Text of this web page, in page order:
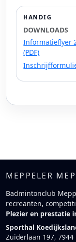
HANDIG
DOWNLOADS
Informatieflyer
(PDF)
MEPPELER
Badmintonclub
recreanten,
Plezier en prestatie
Sporthal
Zuiderlaan 197, 7944